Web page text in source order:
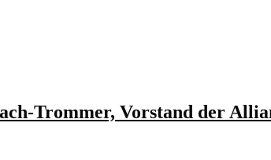
Trommer, Vorstand der